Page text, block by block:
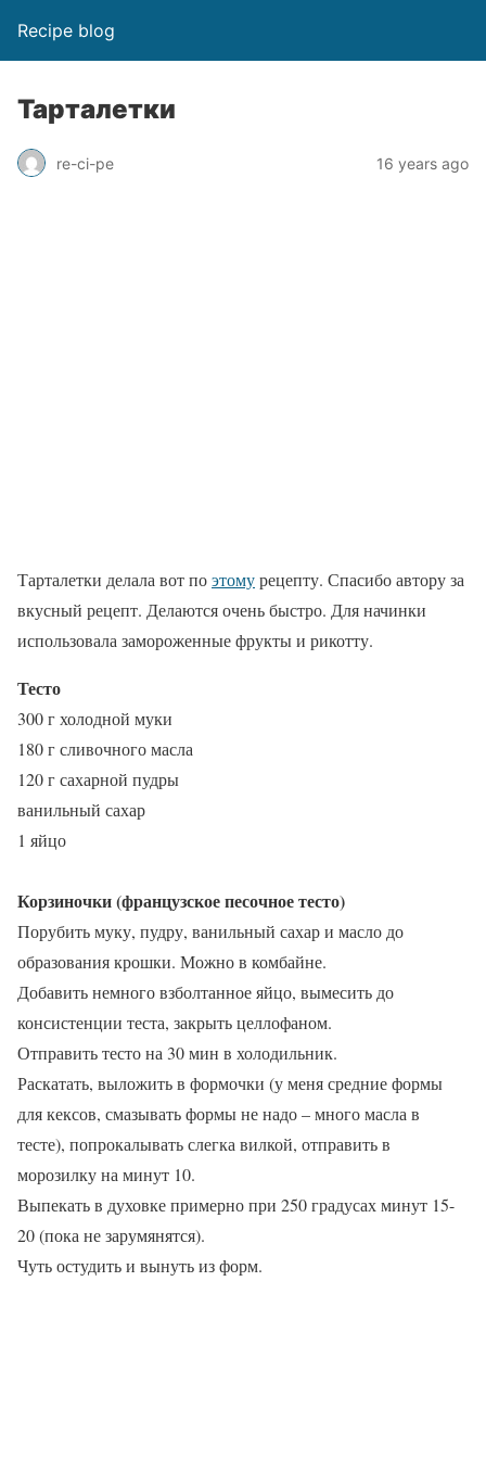
Recipe blog
Тарталетки
re-ci-pe 16 years ago
Тарталетки делала вот поэтомурецепту. Спасибо автору за
вкусный рецепт. Делаются очень быстро. Для начинки
использовала замороженные фрукты и рикотту.
Тесто
300 г холодной муки
180 г сливочного масла
120 г сахарной пудры
ванильный сахар
1 яйцо
Корзиночки (французское песочное тесто)
Порубить муку, пудру, ванильный сахар и масло до
образования крошки. Можно в комбайне.
Добавить немного взболтанное яйцо, вымесить до
консистенции теста, закрыть целлофаном.
Отправить тесто на 30 мин в холодильник.
Раскатать, выложить в формочки (у меня средние формы
для кексов, смазывать формы не надо – много масла в
тесте), попрокалывать слегка вилкой, отправить в
морозилку на минут 10.
Выпекать в духовке примерно при 250 градусах минут 15-
20 (пока не зарумянятся).
Чуть остудить и вынуть из форм.